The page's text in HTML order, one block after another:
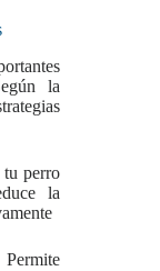
la
perro
la
Permite